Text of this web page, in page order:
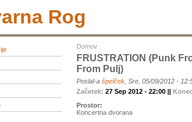
Rog
Domov
FRUSTRATION (punk
From Pulj)
Poslal-a špelček , Sre, 05/09/2012 -
Začetek: 27 Sep 2012 - 22:00 ||
Prostor:
Koncertna dvorana